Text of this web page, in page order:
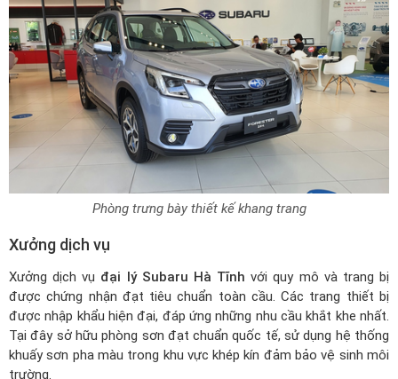
Phòng trưng bày thiết kế khang trang
Xưởng dịch vụ
Xưởng dịch vụ đại lý Subaru Hà Tĩnh với quy mô và trang bị
được chứng nhận đạt tiêu chuẩn toàn cầu. Các trang thiết bị
được nhập khẩu hiện đại, đáp ứng những nhu cầu khắt khe nhất.
Tại đây sở hữu phòng sơn đạt chuẩn quốc tế, sử dụng hệ thống
khuấy sơn pha màu trong khu vực khép kín đảm bảo vệ sinh môi
trường.